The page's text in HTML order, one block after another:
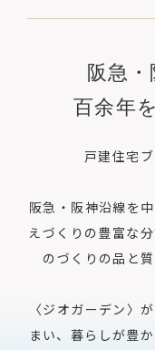
阪急
百余年
戸建住宅
阪急・阪神沿線を
えづくりの豊富な分
のづくりの品と
〈ジオガーデン〉
まい、暮らしが豊